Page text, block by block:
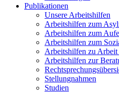
Publikationen
Unsere Arbeitshilfen
Arbeitshilfen zum
Arbeitshilfen zum
Arbeitshilfen zum
Arbeitshilfen zu
Arbeitshilfen zur
Stellungnahmen
Studien